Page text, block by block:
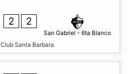
2 2
San Gabriel - 6ta Blanco
Club Santa Barbara